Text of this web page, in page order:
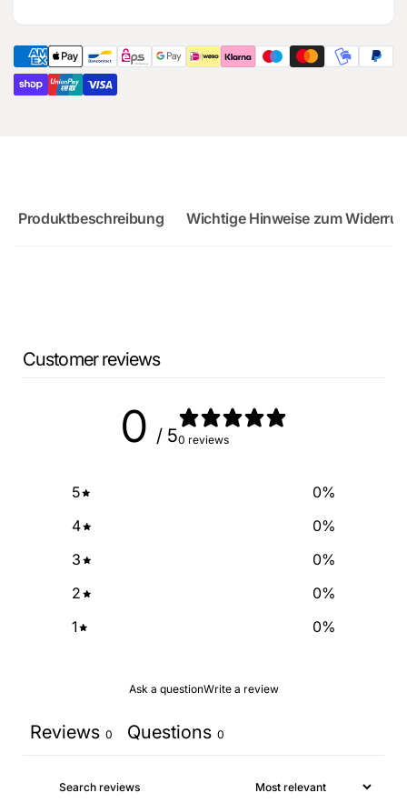
RS3
Sportback
Produktbeschreibung Wichtige Hinweise zum
Customer reviews
0 / 50 reviews
5 0%
4
0%
3
0%
2
0%
1
0%
Ask a questionWrite a review
Reviews 0 Questions 0